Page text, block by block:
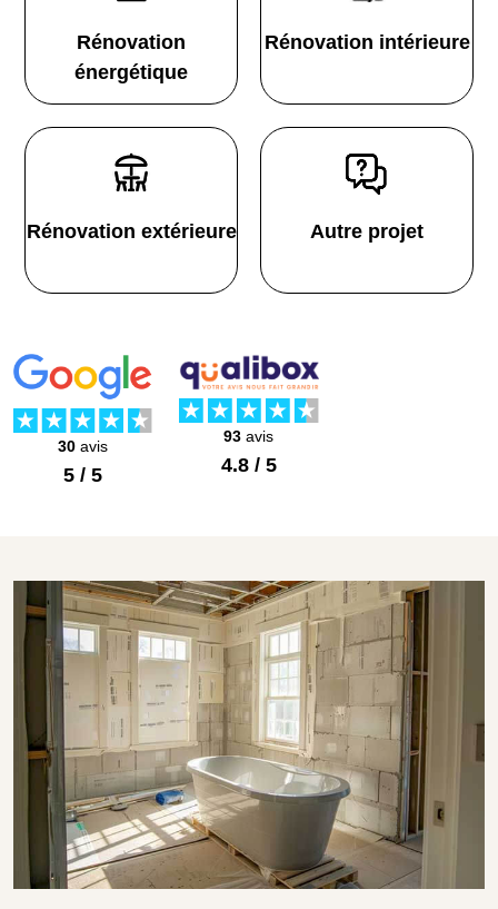
Rénovation
énergétique
Rénovation intérieure
Rénovation extérieure Autre projet
30 avis
5 / 5
93 avis
4.8 / 5